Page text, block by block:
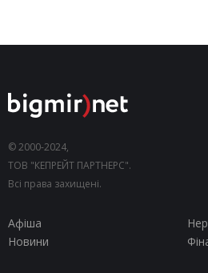
© 2000-2024,
ТОВ "КЕПРЕЙТ ПАРТНЕРС".
Всі права захищені.
Афіша
Новини